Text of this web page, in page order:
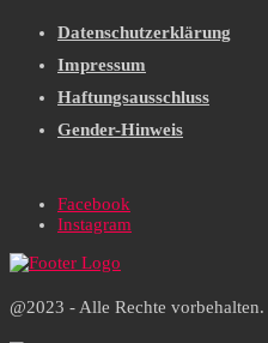
Datenschutzerklärung
Impressum
Haftungsausschluss
Gender-Hinweis
Facebook
Instagram
@2023 - Alle Rechte vorbehalten.